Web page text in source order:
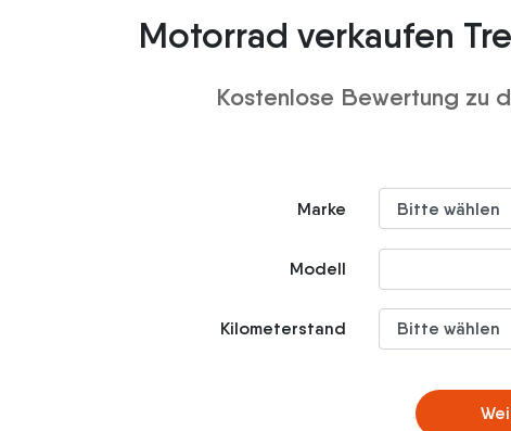
Motorrad verkaufen
Kostenlose Bewertung zu
Marke
Modell
Kilometerstand